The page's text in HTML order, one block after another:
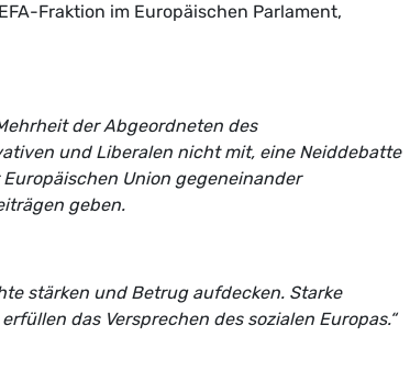
Fraktion im Europäischen Parlament,
der Abgeordneten des
und Liberalen nicht mit, eine Neiddebatte
Union gegeneinander
geben.
stärken und Betrug aufdecken. Starke
das Versprechen des sozialen Europas.“